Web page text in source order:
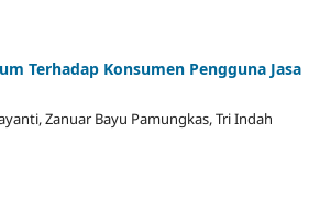
Terhadap Konsumen Pengguna Jasa
Zanuar Bayu Pamungkas, Tri Indah